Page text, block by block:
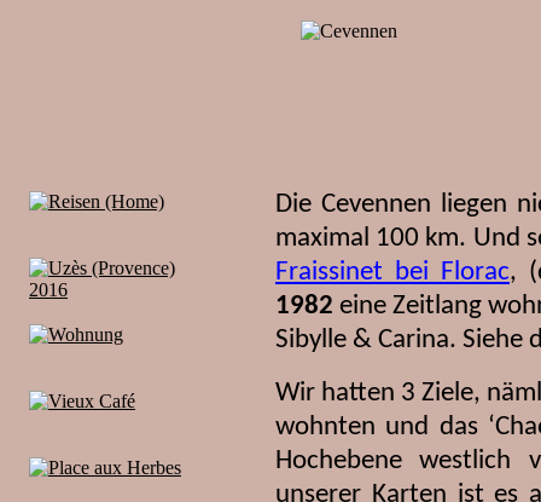
Die Cevennen liegen
maximal 100 km. Und
Fraissinet bei Florac,
1982 eine Zeitlang
Sibylle & Carina.
Wir hatten 3 Ziele,
wohnten und das
Hochebene westlich
unserer Karten ist es